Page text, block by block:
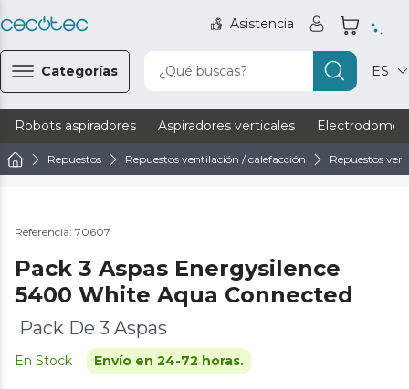
Asistencia
Categorías ¿Qué buscas? ES
Robots aspiradores Aspiradores verticales
Repuestos Repuestos ventilación / calefacción Repuestos
Referencia: 70607
Pack 3 Aspas Energysilence
5400 White Aqua Connected
Pack De 3 Aspas
En Stock Envío en 24-72 horas.